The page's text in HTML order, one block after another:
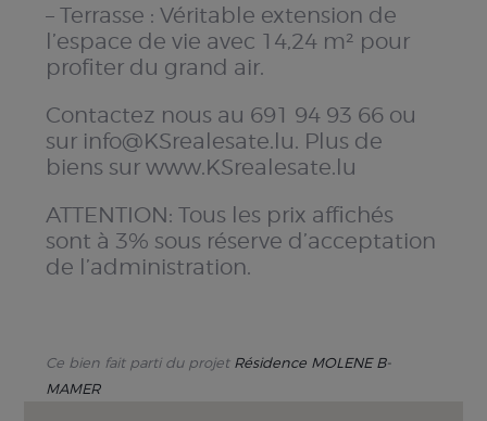
– Terrasse : Véritable extension de
l’espace de vie avec 14,24 m² pour
profiter du grand air.
Contactez nous au 691 94 93 66 ou
sur info@KSrealesate.lu. Plus de
biens sur www.KSrealesate.lu
ATTENTION: Tous les prix affichés
sont à 3% sous réserve d’acceptation
de l’administration.
Ce bien fait parti du projet Résidence MOLENE B-
MAMER